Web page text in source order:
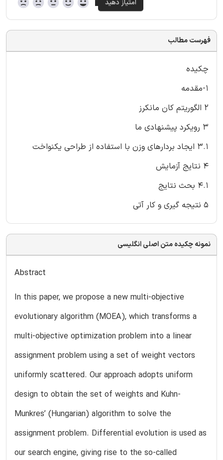
فهرست مطالب
چکیده
1-مقدمه
2 الگوریتم کان مانکرز
3 رویکرد پیشنهادی ما
3.1 ایجاد بردارهای وزن با استفاده از طراحی یکنواخت
4 نتایج آزمایش
4.1 بحث نتایج
5 نتیجه گیری و کار آتی
نمونه چکیده متن اصلی انگلیسی
Abstract
In this paper, we propose a new multi-objective
evolutionary algorithm (MOEA), which transforms a
multi-objective optimization problem into a linear
assignment problem using a set of weight vectors
uniformly scattered. Our approach adopts uniform
design to obtain the set of weights and Kuhn-
Munkres’ (Hungarian) algorithm to solve the
assignment problem. Differential evolution is used as
our search engine, giving rise to the so-called